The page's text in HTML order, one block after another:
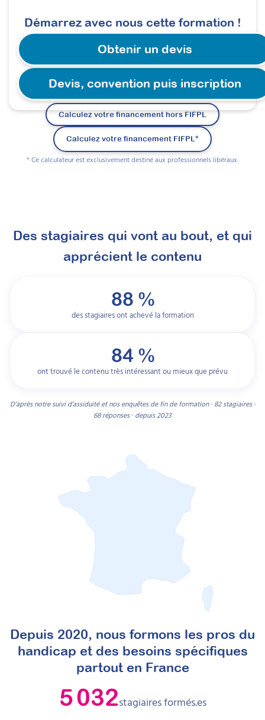
Démarrez avec nous cette formation !
Devis, convention puis inscription
Obtenir un devis
Calculez votre financement hors FIFPL
Calculez votre financement FIFPL*
* Ce calculateur est exclusivement destiné aux professionnels libéraux.
Des stagiaires qui vont au bout, et qui
apprécient le contenu
88 %
des stagiaires ont achevé la formation
84 %
ont trouvé le contenu très intéressant ou mieux que prévu
D’après notre suivi d’assiduité et nos enquêtes de fin de formation · 82 stagiaires ·
68 réponses · depuis 2023
Depuis 2020, nous formons les pros du
handicap et des besoins spécifiques
partout en France
5 032stagiaires formés.es